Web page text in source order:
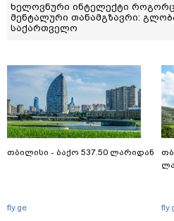
ხელოვნური ინტელექტი
მენტალური თანამგზავრი:
საქართველო
თბილისი - ბაქო 537.50 ლარიდან
fly.ge